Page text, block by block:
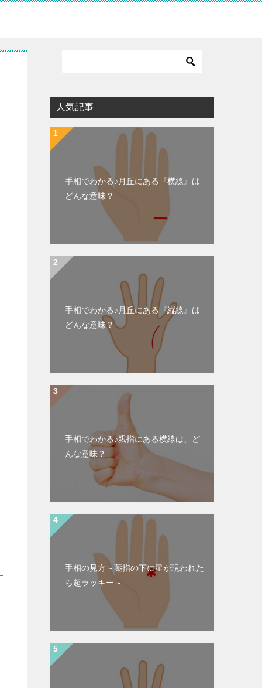
人気記事
手相でわかる♪月丘にある『横線』は
どんな意味？
手相でわかる♪月丘にある『縦線』は
どんな意味？
手相でわかる♪親指にある横線は、ど
んな意味？
手相の見方～薬指の下に星が現われた
ら超ラッキー～